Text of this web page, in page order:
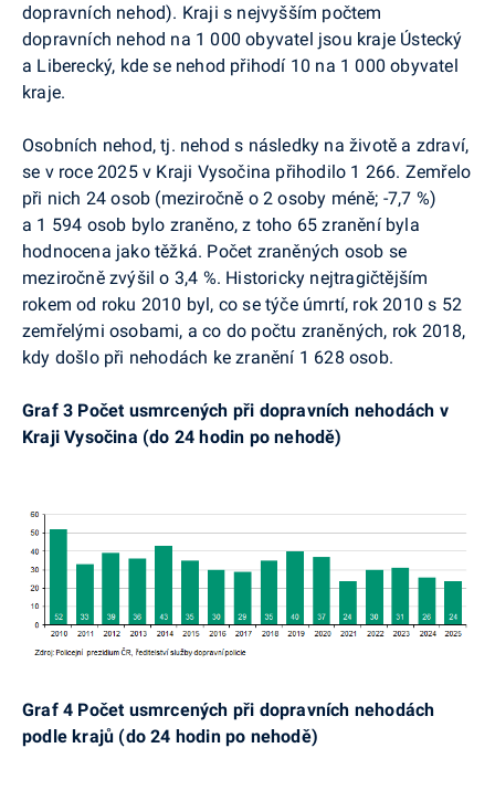
dopravních nehod). Kraji s nejvyšším počtem
dopravních nehod na 1 000 obyvatel jsou kraje Ústecký
a Liberecký, kde se nehod přihodí 10 na 1 000 obyvatel
kraje.
Osobních nehod, tj. nehod s následky na životě a zdraví,
se v roce 2025 v Kraji Vysočina přihodilo 1 266. Zemřelo
při nich 24 osob (meziročně o 2 osoby méně; -7,7 %)
a 1 594 osob bylo zraněno, z toho 65 zranění byla
hodnocena jako těžká. Počet zraněných osob se
meziročně zvýšil o 3,4 %. Historicky nejtragičtějším
rokem od roku 2010 byl, co se týče úmrtí, rok 2010 s 52
zemřelými osobami, a co do počtu zraněných, rok 2018,
kdy došlo při nehodách ke zranění 1 628 osob.
Graf 3 Počet usmrcených při dopravních nehodách v
Kraji Vysočina (do 24 hodin po nehodě)
Graf 4 Počet usmrcených při dopravních nehodách
podle krajů (do 24 hodin po nehodě)